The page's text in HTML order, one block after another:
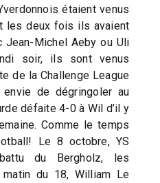
étaient venus
les deux fois ils avaient
Jean-Michel Aeby ou Uli
soir, ils sont venus
de la Challenge League
envie de dégringoler au
défaite 4-0 à Wil d’il y
Comme le temps
Le 8 octobre, YS
du Bergholz, les
du 18, William Le